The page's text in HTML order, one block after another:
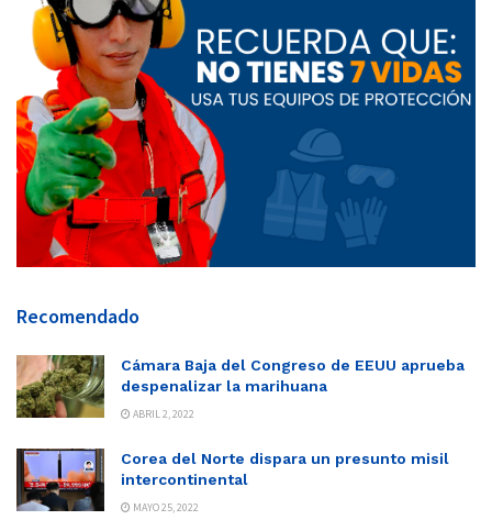
Recomendado
Cámara Baja del Congreso de EEUU aprueba
despenalizar la marihuana
ABRIL 2, 2022
Corea del Norte dispara un presunto misil
intercontinental
MAYO 25, 2022